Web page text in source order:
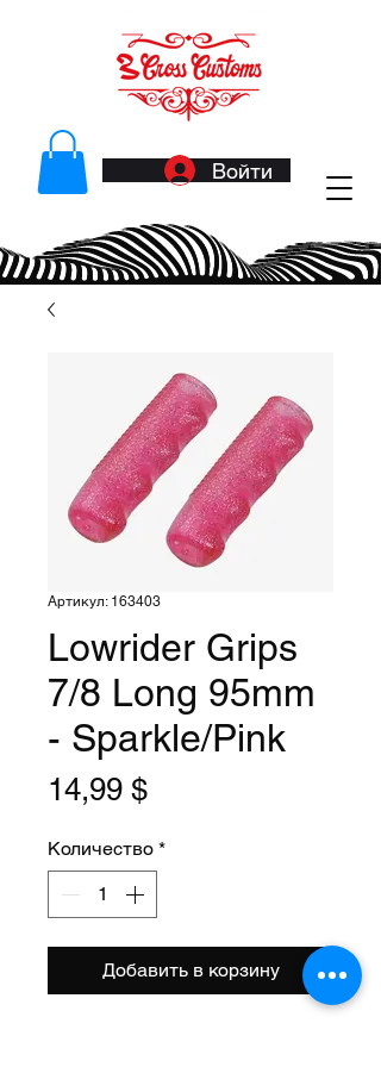
Войти
Артикул: 163403
Lowrider Grips
7/8 Long 95mm
- Sparkle/Pink
14,99 $Цена
Количество *
Добавить в корзину